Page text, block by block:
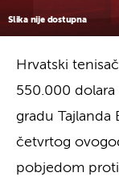
Slika nije dostupna
Hrvatski
550.000
gradu Tajlanda
četvrtog
pobjedom